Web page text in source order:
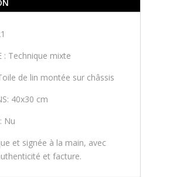
: Technique mixte
de lin montée sur châssis
40x30 cm
Nu
et signée à la main, avec
et facture.